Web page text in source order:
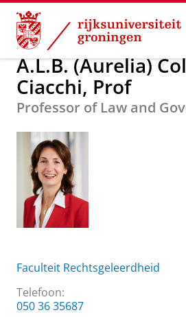
Skip
Content
Skip
Navigation
Over ons A.L.B.
A.L.B. (Aurelia)
Ciacchi, Prof
Professor of Law and
Faculteit Rechtsgeleerdheid
Telefoon:
050 36 35687